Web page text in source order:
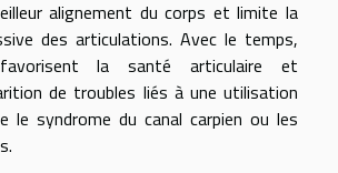
alignement du corps et limite la
des articulations. Avec le temps,
la santé articulaire et
de troubles liés à une utilisation
le syndrome du canal carpien ou les